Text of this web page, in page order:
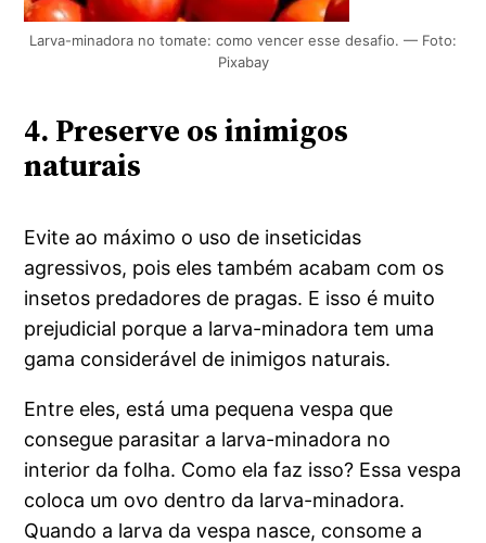
Larva-minadora no tomate: como vencer esse desafio. — Foto:
Pixabay
4. Preserve os inimigos
naturais
Evite ao máximo o uso de inseticidas
agressivos, pois eles também acabam com os
insetos predadores de pragas. E isso é muito
prejudicial porque a larva-minadora tem uma
gama considerável de inimigos naturais.
Entre eles, está uma pequena vespa que
consegue parasitar a larva-minadora no
interior da folha. Como ela faz isso? Essa vespa
coloca um ovo dentro da larva-minadora.
Quando a larva da vespa nasce, consome a